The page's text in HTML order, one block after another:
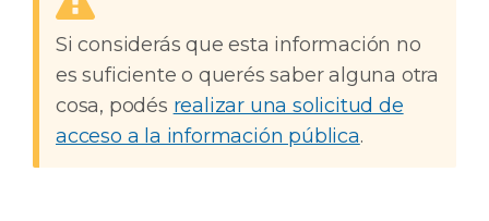
Si considerás que esta información no
es suficiente o querés saber alguna otra
cosa, podés realizar una solicitud de
acceso a la información pública.